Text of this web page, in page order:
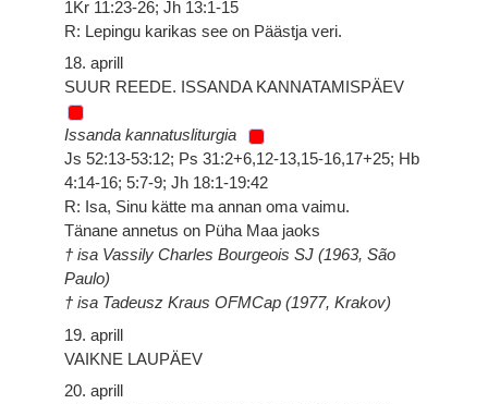
1Kr 11:23-26; Jh 13:1-15
R: Lepingu karikas see on Päästja veri.
18. aprill
SUUR REEDE. ISSANDA KANNATAMISPÄEV
Issanda kannatusliturgia
Js 52:13-53:12; Ps 31:2+6,12-13,15-16,17+25; Hb
4:14-16; 5:7-9; Jh 18:1-19:42
R: Isa, Sinu kätte ma annan oma vaimu.
Tänane annetus on Püha Maa jaoks
† isa Vassily Charles Bourgeois SJ (1963, São
Paulo)
† isa Tadeusz Kraus OFMCap (1977, Krakov)
19. aprill
VAIKNE LAUPÄEV
20. aprill